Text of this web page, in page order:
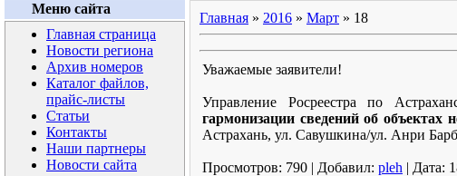
Меню сайта
Главная страница
Новости региона
Архив номеров
Каталог файлов,
прайс-листы
Статьи
Контакты
Наши партнеры
Новости сайта
Главная » 2016 » Март » 18
Уважаемые заявители!
Управление Росреестра по
гармонизации сведений об
Астрахань, ул. Савушкина/ул. Анри
Просмотров: 790 | Добавил: pleh | Дата: